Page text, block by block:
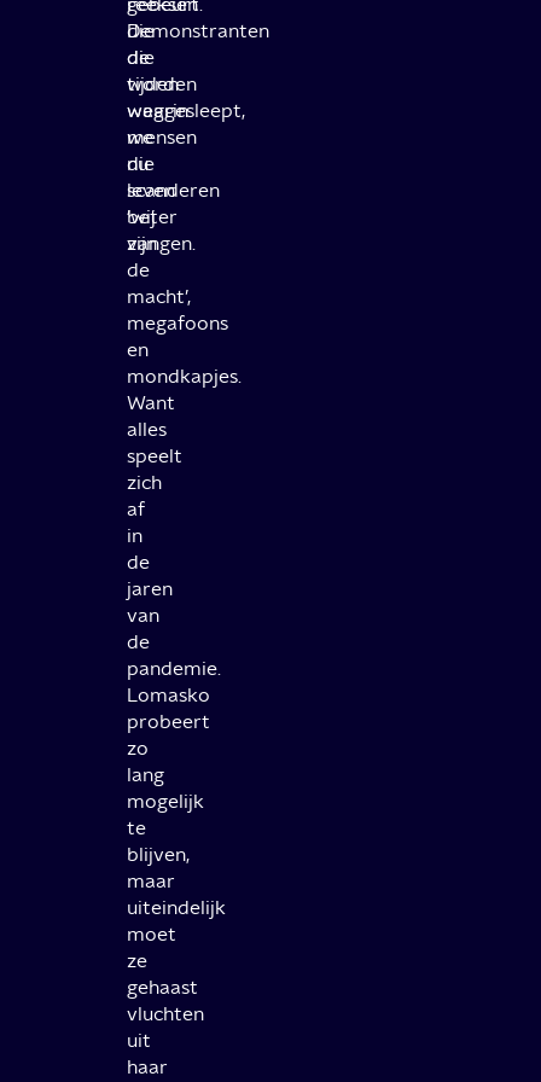
gebeurt.
Demonstranten
die
worden
weggesleept,
mensen
die
scanderen
‘wij
zijn
de
macht’,
megafoons
en
mondkapjes.
Want
alles
speelt
zich
af
in
de
jaren
van
de
pandemie.
Lomasko
probeert
zo
lang
mogelijk
te
blijven,
maar
uiteindelijk
moet
ze
gehaast
vluchten
uit
haar
reeksen
die
de
tijden
waarin
we
nu
leven
beter
vangen.